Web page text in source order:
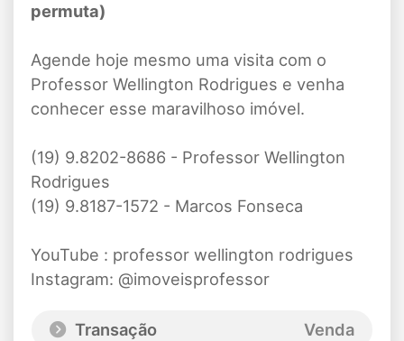
permuta)
Agende hoje mesmo uma visita com o
Professor Wellington Rodrigues e venha
conhecer esse maravilhoso imóvel.
(19) 9.8202-8686 - Professor Wellington
Rodrigues
(19) 9.8187-1572 - Marcos Fonseca
YouTube : professor wellington rodrigues
Instagram: @imoveisprofessor
Transação
Venda